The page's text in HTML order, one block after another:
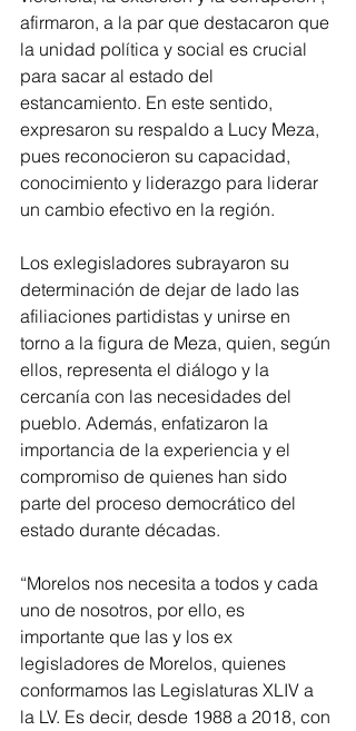
afirmaron, a la par que destacaron que
la unidad política y social es crucial
para sacar al estado del
estancamiento. En este sentido,
expresaron su respaldo a Lucy Meza,
pues reconocieron su capacidad,
conocimiento y liderazgo para liderar
un cambio efectivo en la región.
Los exlegisladores subrayaron su
determinación de dejar de lado las
afiliaciones partidistas y unirse en
torno a la figura de Meza, quien, según
ellos, representa el diálogo y la
cercanía con las necesidades del
pueblo. Además, enfatizaron la
importancia de la experiencia y el
compromiso de quienes han sido
parte del proceso democrático del
estado durante décadas.
“Morelos nos necesita a todos y cada
uno de nosotros, por ello, es
importante que las y los ex
legisladores de Morelos, quienes
conformamos las Legislaturas XLIV a
la LV. Es decir, desde 1988 a 2018, con